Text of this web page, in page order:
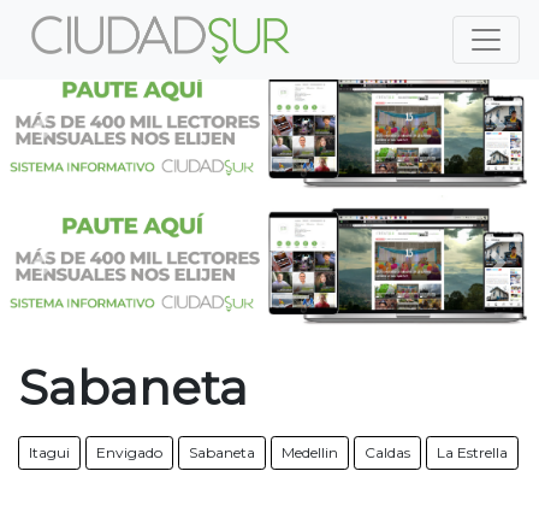
Previous
Previous
Sabaneta
Itagui Envigado Sabaneta Medellin Caldas La Estrella